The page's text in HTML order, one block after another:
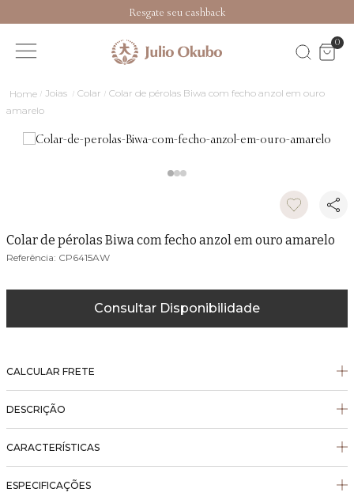
Resgate seu cashback
0
Joias Colar
Colar de pérolas Biwa com fecho anzol em ouro
amarelo
Colar de pérolas Biwa com fecho anzol em ouro amarelo
CP6415AW
Consultar Disponibilidade
CALCULAR FRETE
DESCRIÇÃO
CARACTERÍSTICAS
ESPECIFICAÇÕES